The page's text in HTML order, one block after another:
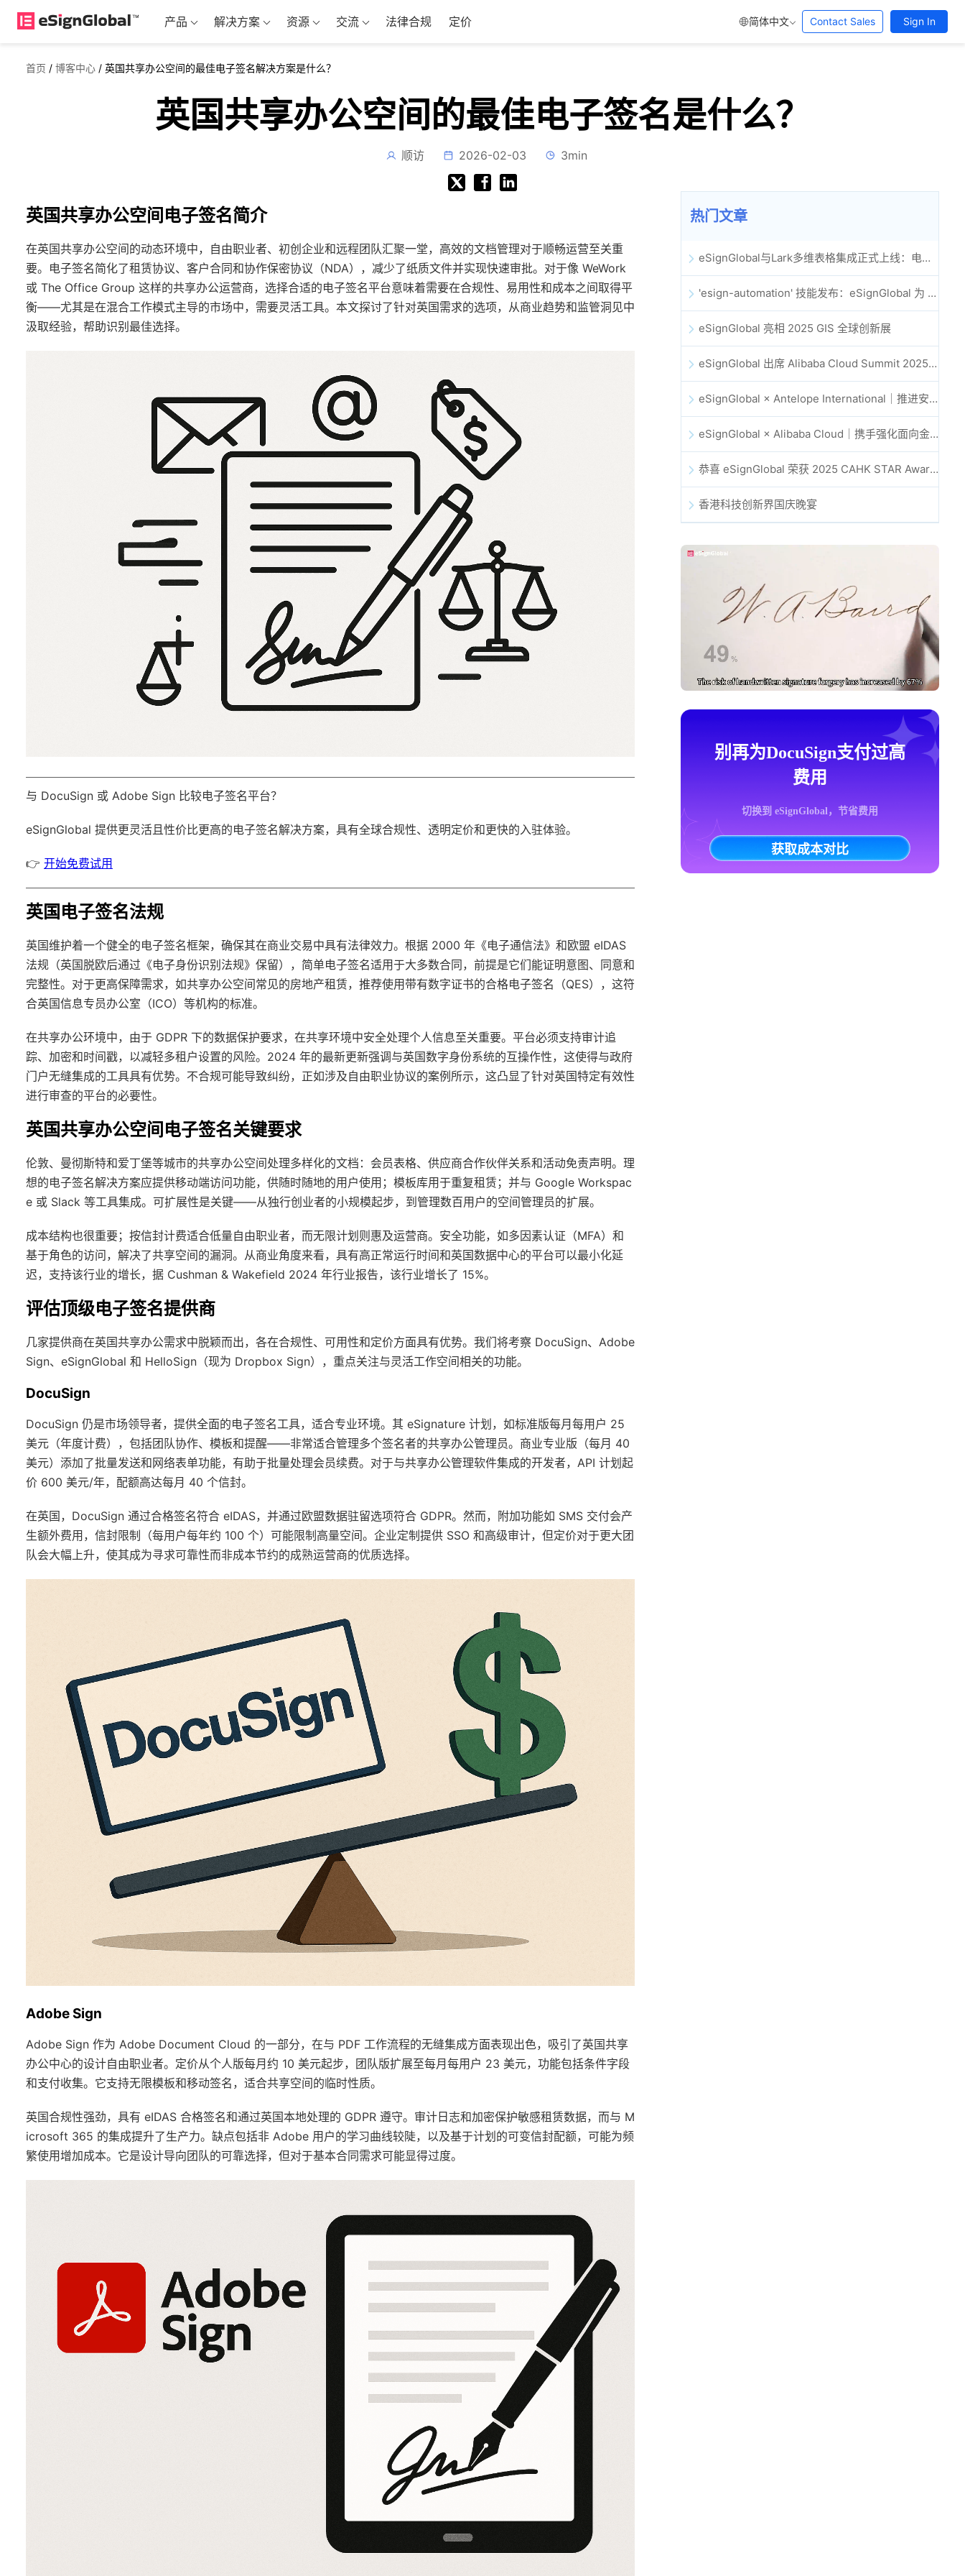
产品 解决方案 资源 交流 法律合规 定价 简体中文 Contact Sales Sign In
首页 / 博客中心 / 英国共享办公空间的最佳电子签名解决方案是什么？
英国共享办公空间的最佳电子签名是什么？
顺访 2026-02-03 3min
英国共享办公空间电子签名简介
在英国共享办公空间的动态环境中，自由职业者、初创企业和远程团队汇聚一堂，高效的文档管理对于顺畅运营至关重
要。电子签名简化了租赁协议、客户合同和协作保密协议（NDA），减少了纸质文件并实现快速审批。对于像 WeWork
或 The Office Group 这样的共享办公运营商，选择合适的电子签名平台意味着需要在合规性、易用性和成本之间取得平
衡——尤其是在混合工作模式主导的市场中，需要灵活工具。本文探讨了针对英国需求的选项，从商业趋势和监管洞见中
汲取经验，帮助识别最佳选择。
与 DocuSign 或 Adobe Sign 比较电子签名平台？
eSignGlobal 提供更灵活且性价比更高的电子签名解决方案，具有全球合规性、透明定价和更快的入驻体验。
👉 开始免费试用
英国电子签名法规
英国维护着一个健全的电子签名框架，确保其在商业交易中具有法律效力。根据 2000 年《电子通信法》和欧盟 eIDAS
法规（英国脱欧后通过《电子身份识别法规》保留），简单电子签名适用于大多数合同，前提是它们能证明意图、同意和
完整性。对于更高保障需求，如共享办公空间常见的房地产租赁，推荐使用带有数字证书的合格电子签名（QES），这符
合英国信息专员办公室（ICO）等机构的标准。
在共享办公环境中，由于 GDPR 下的数据保护要求，在共享环境中安全处理个人信息至关重要。平台必须支持审计追
踪、加密和时间戳，以减轻多租户设置的风险。2024 年的最新更新强调与英国数字身份系统的互操作性，这使得与政府
门户无缝集成的工具具有优势。不合规可能导致纠纷，正如涉及自由职业协议的案例所示，这凸显了针对英国特定有效性
进行审查的平台的必要性。
英国共享办公空间电子签名关键要求
伦敦、曼彻斯特和爱丁堡等城市的共享办公空间处理多样化的文档：会员表格、供应商合作伙伴关系和活动免责声明。理
想的电子签名解决方案应提供移动端访问功能，供随时随地的用户使用；模板库用于重复租赁；并与 Google Workspac
e 或 Slack 等工具集成。可扩展性是关键——从独行创业者的小规模起步，到管理数百用户的空间管理员的扩展。
成本结构也很重要；按信封计费适合低量自由职业者，而无限计划则惠及运营商。安全功能，如多因素认证（MFA）和
基于角色的访问，解决了共享空间的漏洞。从商业角度来看，具有高正常运行时间和英国数据中心的平台可以最小化延
迟，支持该行业的增长，据 Cushman & Wakefield 2024 年行业报告，该行业增长了 15%。
评估顶级电子签名提供商
几家提供商在英国共享办公需求中脱颖而出，各在合规性、可用性和定价方面具有优势。我们将考察 DocuSign、Adobe
Sign、eSignGlobal 和 HelloSign（现为 Dropbox Sign），重点关注与灵活工作空间相关的功能。
DocuSign
DocuSign 仍是市场领导者，提供全面的电子签名工具，适合专业环境。其 eSignature 计划，如标准版每月每用户 25
美元（年度计费），包括团队协作、模板和提醒——非常适合管理多个签名者的共享办公管理员。商业专业版（每月 40
美元）添加了批量发送和网络表单功能，有助于批量处理会员续费。对于与共享办公管理软件集成的开发者，API 计划起
价 600 美元/年，配额高达每月 40 个信封。
在英国，DocuSign 通过合格签名符合 eIDAS，并通过欧盟数据驻留选项符合 GDPR。然而，附加功能如 SMS 交付会产
生额外费用，信封限制（每用户每年约 100 个）可能限制高量空间。企业定制提供 SSO 和高级审计，但定价对于更大团
队会大幅上升，使其成为寻求可靠性而非成本节约的成熟运营商的优质选择。
Adobe Sign
Adobe Sign 作为 Adobe Document Cloud 的一部分，在与 PDF 工作流程的无缝集成方面表现出色，吸引了英国共享
办公中心的设计自由职业者。定价从个人版每月约 10 美元起步，团队版扩展至每月每用户 23 美元，功能包括条件字段
和支付收集。它支持无限模板和移动签名，适合共享空间的临时性质。
英国合规性强劲，具有 eIDAS 合格签名和通过英国本地处理的 GDPR 遵守。审计日志和加密保护敏感租赁数据，而与 M
icrosoft 365 的集成提升了生产力。缺点包括非 Adobe 用户的学习曲线较陡，以及基于计划的可变信封配额，可能为频
繁使用增加成本。它是设计导向团队的可靠选择，但对于基本合同需求可能显得过度。
热门文章
eSignGlobal与Lark多维表格集成正式上线：电子合同签署归档全程自动化
'esign-automation' 技能发布：eSignGlobal 为 OpenClaw 提供自动化电子签名能力
eSignGlobal 亮相 2025 GIS 全球创新展
eSignGlobal 出席 Alibaba Cloud Summit 2025 香港站，共同探讨 AI 驱动的云创新与数字信任未来
eSignGlobal × Antelope International｜推进安全且由 AI 驱动的数字化工作流
eSignGlobal × Alibaba Cloud｜携手强化面向金融科技的全球数字信任
恭喜 eSignGlobal 荣获 2025 CAHK STAR Award！
香港科技创新界国庆晚宴
别再为DocuSign支付过高
费用
切换到 eSignGlobal，节省费用
获取成本对比